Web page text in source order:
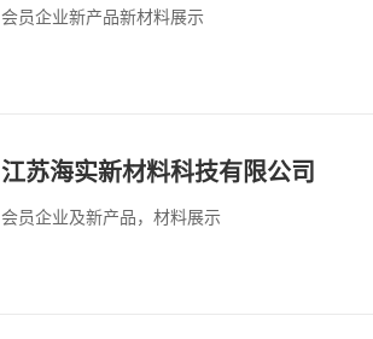
会员企业新产品新材料展示
江苏海实新材料科技有限公司
会员企业及新产品，材料展示